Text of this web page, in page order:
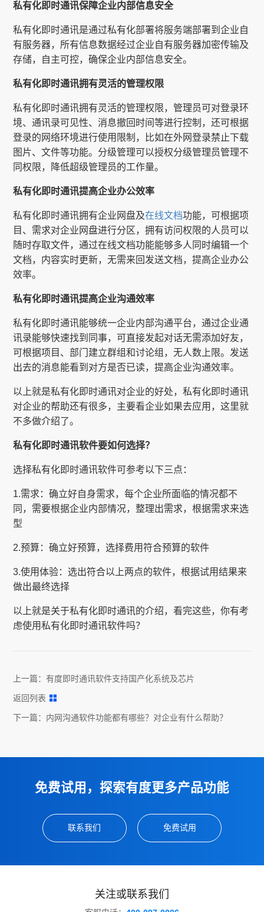
私有化即时通讯保障企业内部信息安全
私有化即时通讯是通过私有化部署将服务端部署到企业自
有服务器，所有信息数据经过企业自有服务器加密传输及
存储，自主可控，确保企业内部信息安全。
私有化即时通讯拥有灵活的管理权限
私有化即时通讯拥有灵活的管理权限，管理员可对登录环
境、通讯录可见性、消息撤回时间等进行控制，还可根据
登录的网络环境进行使用限制，比如在外网登录禁止下载
图片、文件等功能。分级管理可以授权分级管理员管理不
同权限，降低超级管理员的工作量。
私有化即时通讯提高企业办公效率
私有化即时通讯拥有企业网盘及在线文档功能，可根据项
目、需求对企业网盘进行分区，拥有访问权限的人员可以
随时存取文件，通过在线文档功能能够多人同时编辑一个
文档，内容实时更新，无需来回发送文档，提高企业办公
效率。
私有化即时通讯提高企业沟通效率
私有化即时通讯能够统一企业内部沟通平台，通过企业通
讯录能够快速找到同事，可直接发起对话无需添加好友，
可根据项目、部门建立群组和讨论组，无人数上限。发送
出去的消息能看到对方是否已读，提高企业沟通效率。
以上就是私有化即时通讯对企业的好处，私有化即时通讯
对企业的帮助还有很多，主要看企业如果去应用，这里就
不多做介绍了。
私有化即时通讯软件要如何选择？
选择私有化即时通讯软件可参考以下三点：
1.需求：确立好自身需求，每个企业所面临的情况都不
同，需要根据企业内部情况，整理出需求，根据需求来选
型
2.预算：确立好预算，选择费用符合预算的软件
3.使用体验：选出符合以上两点的软件，根据试用结果来
做出最终选择
以上就是关于私有化即时通讯的介绍，看完这些，你有考
虑使用私有化即时通讯软件吗？
上一篇：有度即时通讯软件支持国产化系统及芯片
返回列表
下一篇： 内网沟通软件功能都有哪些？对企业有什么帮助？
免费试用，探索有度更多产品功能
联系我们 免费试用
关注或联系我们